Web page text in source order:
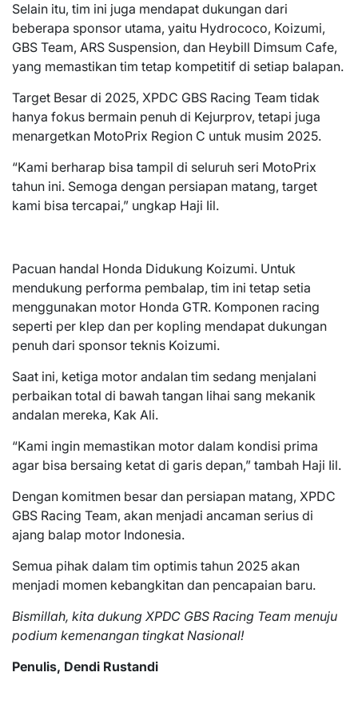
Selain itu, tim ini juga mendapat dukungan dari
beberapa sponsor utama, yaitu Hydrococo, Koizumi,
GBS Team, ARS Suspension, dan Heybill Dimsum Cafe,
yang memastikan tim tetap kompetitif di setiap balapan.
Target Besar di 2025, XPDC GBS Racing Team tidak
hanya fokus bermain penuh di Kejurprov, tetapi juga
menargetkan MotoPrix Region C untuk musim 2025.
“Kami berharap bisa tampil di seluruh seri MotoPrix
tahun ini. Semoga dengan persiapan matang, target
kami bisa tercapai,” ungkap Haji Iil.
Pacuan handal Honda Didukung Koizumi. Untuk
mendukung performa pembalap, tim ini tetap setia
menggunakan motor Honda GTR. Komponen racing
seperti per klep dan per kopling mendapat dukungan
penuh dari sponsor teknis Koizumi.
Saat ini, ketiga motor andalan tim sedang menjalani
perbaikan total di bawah tangan lihai sang mekanik
andalan mereka, Kak Ali.
“Kami ingin memastikan motor dalam kondisi prima
agar bisa bersaing ketat di garis depan,” tambah Haji Iil.
Dengan komitmen besar dan persiapan matang, XPDC
GBS Racing Team, akan menjadi ancaman serius di
ajang balap motor Indonesia.
Semua pihak dalam tim optimis tahun 2025 akan
menjadi momen kebangkitan dan pencapaian baru.
Bismillah, kita dukung XPDC GBS Racing Team menuju
podium kemenangan tingkat Nasional!
Penulis, Dendi Rustandi